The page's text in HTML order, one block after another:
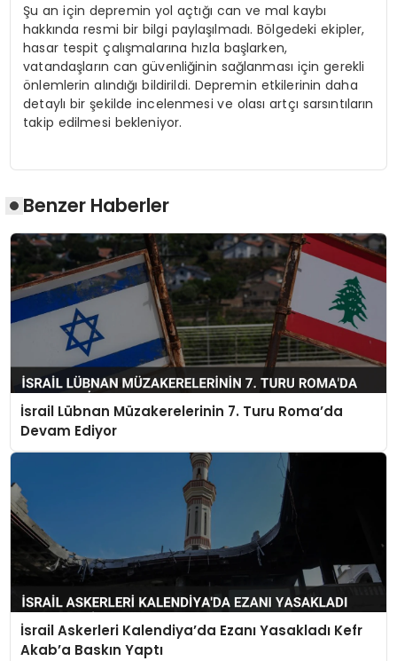
Şu an için depremin yol açtığı can ve mal kaybı
hakkında resmi bir bilgi paylaşılmadı. Bölgedeki ekipler,
hasar tespit çalışmalarına hızla başlarken,
vatandaşların can güvenliğinin sağlanması için gerekli
önlemlerin alındığı bildirildi. Depremin etkilerinin daha
detaylı bir şekilde incelenmesi ve olası artçı sarsıntıların
takip edilmesi bekleniyor.
Benzer Haberler
İsrail Lübnan Müzakerelerinin 7. Turu Roma’da
Devam Ediyor
İsrail Askerleri Kalendiya’da Ezanı Yasakladı Kefr
Akab’a Baskın Yaptı